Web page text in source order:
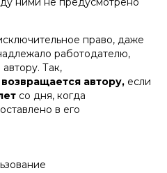
право, даже
работодателю,
Так,
автору, если
со дня, когда
в его